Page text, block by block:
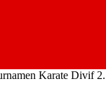
Karate Divif